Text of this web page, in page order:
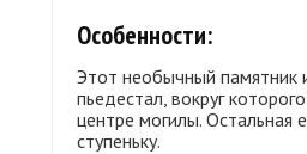
Особенности:
Этот необычный памятник
пьедестал, вокруг
центре могилы. Остальная
ступеньку.